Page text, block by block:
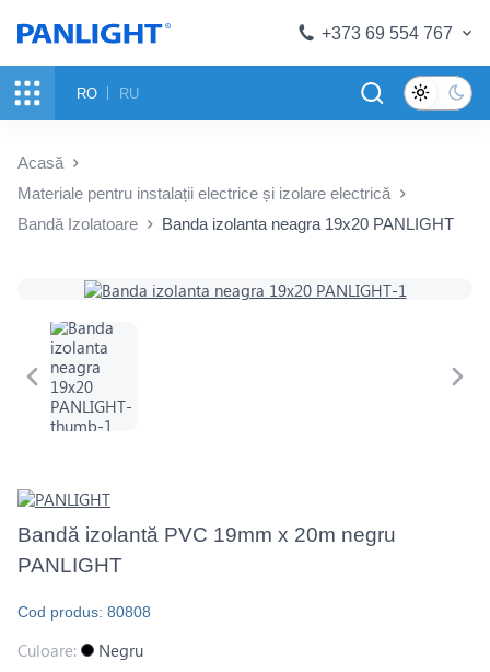
+373 69 554 767
RO RU
Acasă
Materiale pentru instalații electrice și izolare electrică
Bandă Izolatoare
Banda izolanta neagra 19x20 PANLIGHT
Bandă izolantă PVC 19mm x 20m negru
PANLIGHT
Cod produs: 80808
Culoare: Negru